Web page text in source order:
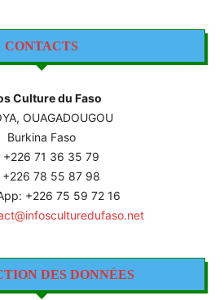
CONTACTS
Culture du Faso
OUAGADOUGOU
Burkina Faso
+226 71 36 35 79
+226 78 55 87 98
+226 75 59 72 16
DES DONNÉES